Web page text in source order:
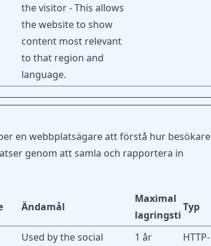
the visitor - This allows
the website to show
content most relevant
to that region and
language.
en webbplatsägare att förstå hur besökare
genom att samla och rapportera in
Ändamål
Maximal
lagringstid
Typ
Used by the social
1 år
HTTP-